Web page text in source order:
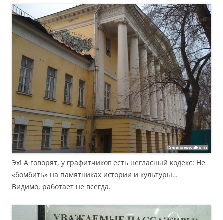
Эх! А говорят, у графитчиков есть негласный кодекс: Не
«бомбить» на памятниках истории и культуры…
Видимо, работает не всегда.